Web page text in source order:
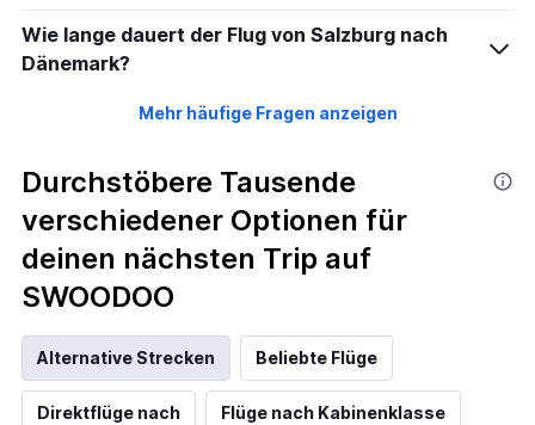
Wie lange dauert der Flug von Salzburg nach
Dänemark?
Mehr häufige Fragen anzeigen
Durchstöbere Tausende
verschiedener Optionen für
deinen nächsten Trip auf
SWOODOO
Alternative Strecken Beliebte Flüge
Direktflüge nach Flüge nach Kabinenklasse